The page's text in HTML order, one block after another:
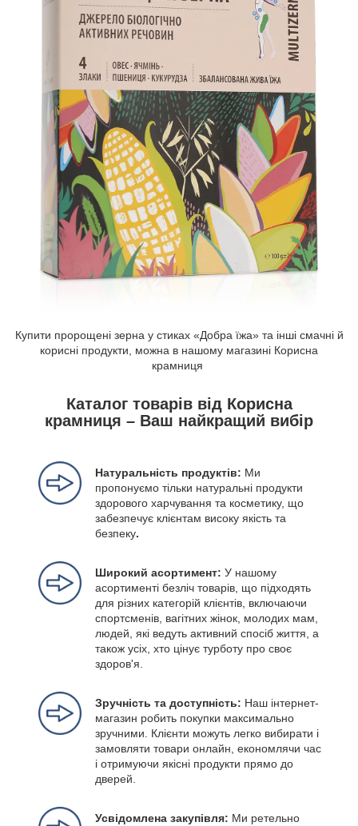
Купити пророщені зерна у стиках «Добра їжа» та інші смачні й
корисні продукти, можна в нашому магазині Корисна
крамниця
Каталог товарів від Корисна
крамниця – Ваш найкращий вибір
Натуральність продуктів: Ми
пропонуємо тільки натуральні продукти
здорового харчування та косметику, що
забезпечує клієнтам високу якість та
безпеку.
Широкий асортимент: У нашому
асортименті безліч товарів, що підходять
для різних категорій клієнтів, включаючи
спортсменів, вагітних жінок, молодих мам,
людей, які ведуть активний спосіб життя, а
також усіх, хто цінує турботу про своє
здоров'я.
Зручність та доступність: Наш інтернет-
магазин робить покупки максимально
зручними. Клієнти можуть легко вибирати і
замовляти товари онлайн, економлячи час
і отримуючи якісні продукти прямо до
дверей.
Усвідомлена закупівля: Ми ретельно